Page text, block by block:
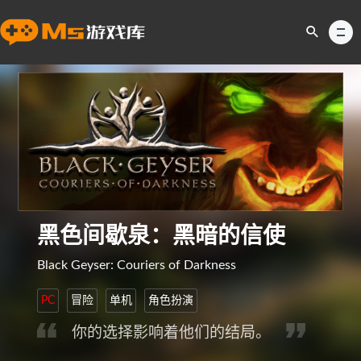
黑色间歇泉：黑暗的信使
Black Geyser: Couriers of Darkness
PC 冒险 单机 角色扮演
你的选择影响着他们的结局。